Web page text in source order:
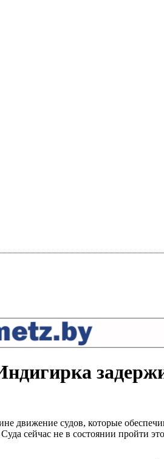
судов, которые
сейчас не в состоянии пройти